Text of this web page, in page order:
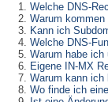
Welche DNS-
Warum
Kann ich
Welche DNS-
Warum habe
Eigene IN-MX
Warum kann
Wo finde ich